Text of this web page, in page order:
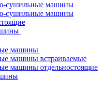
сушильные машины
сушильные машины
машины
машины встраиваемые
машины отдельностоящие